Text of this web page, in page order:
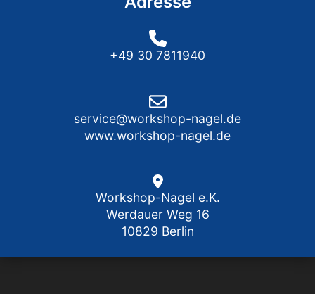
+49 30 7811940
service@workshop-nagel.de
www.workshop-nagel.de
Workshop-Nagel e.K.
Werdauer Weg 16
10829 Berlin